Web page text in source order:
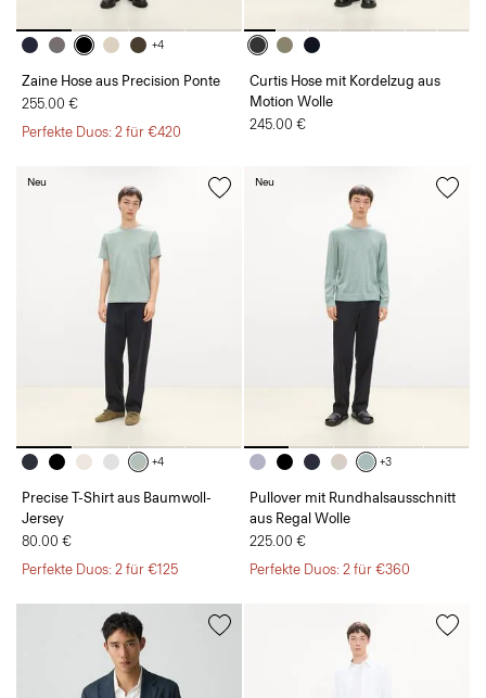
+4
Zaine Hose aus Precision Ponte
255.00 €
Perfekte Duos: 2 für €420
Curtis Hose mit Kordelzug aus
Motion Wolle
245.00 €
+4
Precise T-Shirt aus Baumwoll-
Jersey
80.00 €
Perfekte Duos: 2 für €125
Neu
+3
Pullover mit Rundhalsausschnitt
aus Regal Wolle
225.00 €
Perfekte Duos: 2 für €360
Neu